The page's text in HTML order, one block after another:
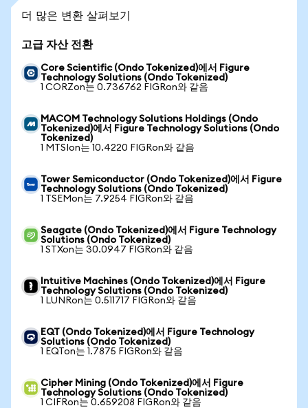
더 많은 변환 살펴보기
고급 자산 전환
Core Scientific (Ondo Tokenized)에서 Figure
Technology Solutions (Ondo Tokenized)
1 CORZon는 0.736762 FIGRon와 같음
MACOM Technology Solutions Holdings (Ondo
Tokenized)에서 Figure Technology Solutions (Ondo
Tokenized)
1 MTSIon는 10.4220 FIGRon와 같음
Tower Semiconductor (Ondo Tokenized)에서 Figure
Technology Solutions (Ondo Tokenized)
1 TSEMon는 7.9254 FIGRon와 같음
Seagate (Ondo Tokenized)에서 Figure Technology
Solutions (Ondo Tokenized)
1 STXon는 30.0947 FIGRon와 같음
Intuitive Machines (Ondo Tokenized)에서 Figure
Technology Solutions (Ondo Tokenized)
1 LUNRon는 0.511717 FIGRon와 같음
EQT (Ondo Tokenized)에서 Figure Technology
Solutions (Ondo Tokenized)
1 EQTon는 1.7875 FIGRon와 같음
Cipher Mining (Ondo Tokenized)에서 Figure
Technology Solutions (Ondo Tokenized)
1 CIFRon는 0.659208 FIGRon와 같음